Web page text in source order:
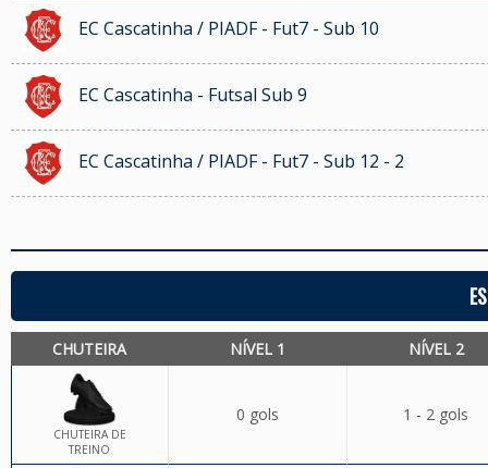
EC Cascatinha / PIADF - Fut7 - Sub 10
EC Cascatinha - Futsal Sub 9
EC Cascatinha / PIADF - Fut7 - Sub 12 - 2
CHUTEIRA NÍVEL 1 NÍVEL 2
CHUTEIRA DE
TREINO
0 gols 1 - 2 gols